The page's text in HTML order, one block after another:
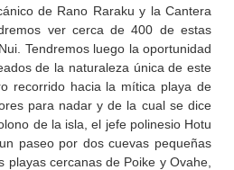
de Rano Raraku y la Cantera
ver cerca de 400 de estas
Tendremos luego la oportunidad
de la naturaleza única de este
recorrido hacia la mítica playa de
para nadar y de la cual se dice
de la isla, el jefe polinesio Hotu
paseo por dos cuevas pequeñas
playas cercanas de Poike y Ovahe,